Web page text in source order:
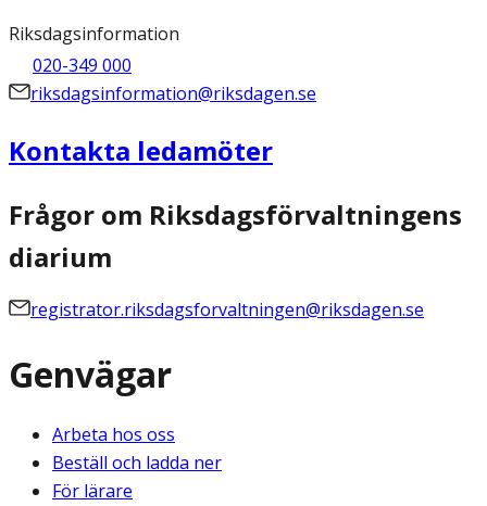
Riksdagsinformation
020-349 000
riksdagsinformation@riksdagen.se
Kontakta ledamöter
Frågor om Riksdagsförvaltningens
diarium
registrator.riksdagsforvaltningen@riksdagen.se
Genvägar
Arbeta hos oss
Beställ och ladda ner
För lärare